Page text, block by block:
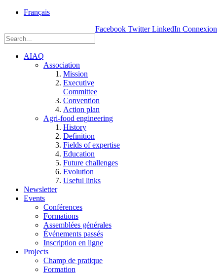
Français
Facebook Twitter LinkedIn Connexion
AIAQ
Association
Mission
Executive
Committee
Convention
Action plan
Agri-food engineering
History
Definition
Fields of expertise
Education
Future challenges
Evolution
Useful links
Newsletter
Events
Conférences
Formations
Assemblées générales
Événements passés
Inscription en ligne
Projects
Champ de pratique
Formation
Einstein, Québec
G1P